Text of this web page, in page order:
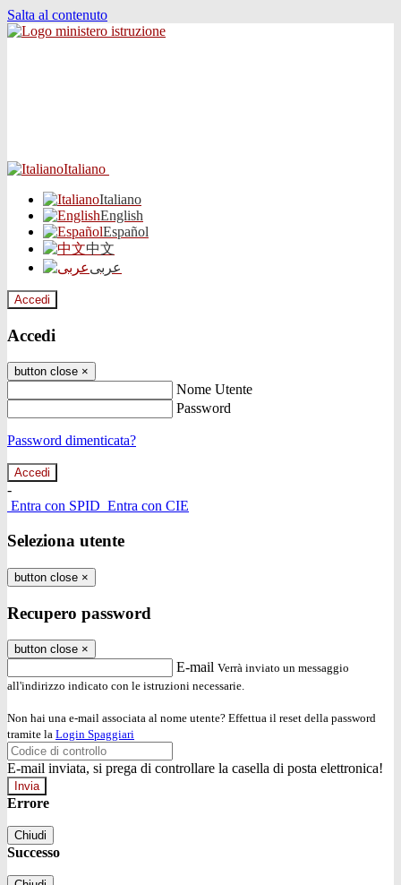
Salta al contenuto
Italiano
Italiano
English
Español
中文
عربى
Accedi
Accedi
button close ×
Nome Utente
Password
Password dimenticata?
-
Entra con SPID Entra con CIE
Seleziona utente
button close ×
Recupero password
button close ×
E-mail Verrà inviato un messaggio
all'indirizzo indicato con le istruzioni necessarie.
Non hai una e-mail associata al nome utente? Effettua il reset della password
tramite la Login Spaggiari
E-mail inviata, si prega di controllare la casella di posta elettronica!
Errore
Chiudi
Successo